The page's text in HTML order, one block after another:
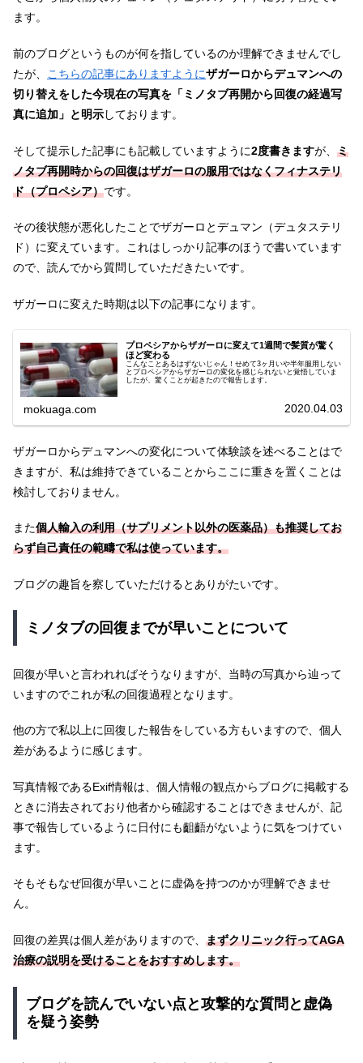
ます。
前のブログというものが何を指しているのか理解できませんでし
たが、
こちらの記事にありますようにザガーロからデュマンへの
切り替えをした今現在の写真を「ミノタブ再開から回復の経過写
真に追加」と明示しております。
そして提示した記事にも記載していますように2度書きますが、 ミ
ノタブ再開時からの回復はザガーロの服用ではなくフィナステリ
ド（プロペシア）です。
その後状態が悪化したことでザガーロとデュマン（デュタステリ
ド）に変えています。これはしっかり記事のほうで書いています
ので、読んでから質問していただきたいです。
ザガーロに変えた時期は以下の記事になります。
プロペシアからザガーロに変えて1週間で髪質が驚く
ほど変わる
こんなことあるはずないじゃん！せめて3ヶ月いや半年服用しない
とプロペシアからザガーロの変化を感じられないと覚悟していま
したが、驚くことが起きたので報告します。
mokuaga.com 2020.04.03
ザガーロからデュマンへの変化について体験談を述べることはで
きますが、私は維持できていることからここに重きを置くことは
検討しておりません。
また個人輸入の利用（サプリメント以外の医薬品）も推奨してお
らず自己責任の範疇で私は使っています。
ブログの趣旨を察していただけるとありがたいです。
ミノタブの回復までが早いことについて
回復が早いと言われればそうなりますが、当時の写真から辿って
いますのでこれが私の回復過程となります。
他の方で私以上に回復した報告をしている方もいますので、個人
差があるように感じます。
写真情報であるExif情報は、個人情報の観点からブログに掲載する
ときに消去されており他者から確認することはできませんが、記
事で報告しているように日付にも齟齬がないように気をつけてい
ます。
そもそもなぜ回復が早いことに虚偽を持つのかが理解できませ
ん。
回復の差異は個人差がありますので、 まずクリニック行ってAGA
治療の説明を受けることをおすすめします。
ブログを読んでいない点と攻撃的な質問と虚偽
を疑う姿勢